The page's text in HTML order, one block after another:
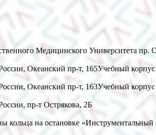
Медицинского Университета пр.
Океанский пр-т, 165Учебный
Океанский пр-т, 163Учебный
пр-т Острякова, 2Б
на остановке «Инструментальный